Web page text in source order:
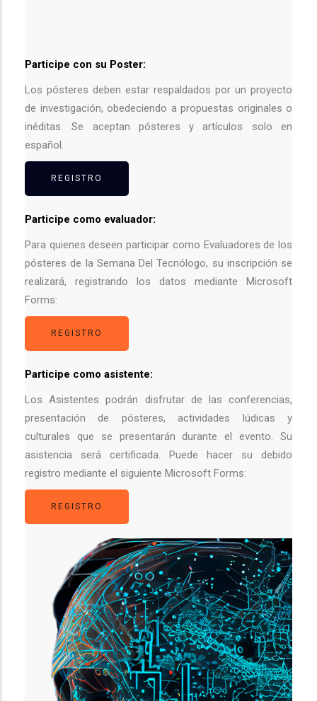
Participe con su Poster:
Los pósteres deben estar respaldados por un proyecto
de investigación, obedeciendo a propuestas originales o
inéditas. Se aceptan pósteres y artículos solo en
español.
REGISTRO
Participe como evaluador:
Para quienes deseen participar como Evaluadores de los
pósteres de la Semana Del Tecnólogo, su inscripción se
realizará, registrando los datos mediante Microsoft
Forms:
REGISTRO
Participe como asistente:
Los Asistentes podrán disfrutar de las conferencias,
presentación de pósteres, actividades lúdicas y
culturales que se presentarán durante el evento. Su
asistencia será certificada. Puede hacer su debido
registro mediante el siguiente Microsoft Forms:
REGISTRO